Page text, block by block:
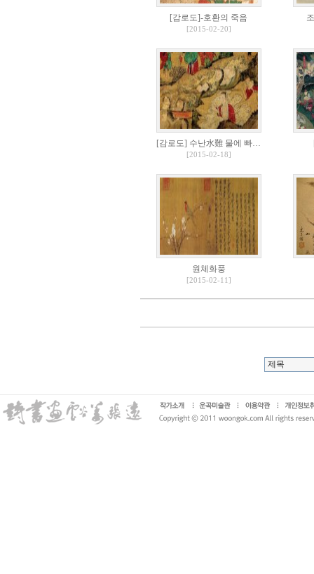
[감로도]-호환의 죽음
[2015-02-20]
[감로도] 수난水難 물에 빠…
[2015-02-18]
원체화풍
[2015-02-11]